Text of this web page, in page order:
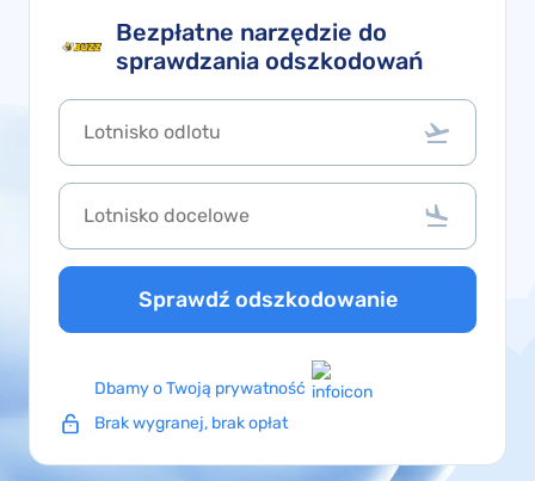
Bezpłatne narzędzie do
sprawdzania odszkodowań
Sprawdź odszkodowanie
Dbamy o Twoją prywatność
Brak wygranej, brak opłat